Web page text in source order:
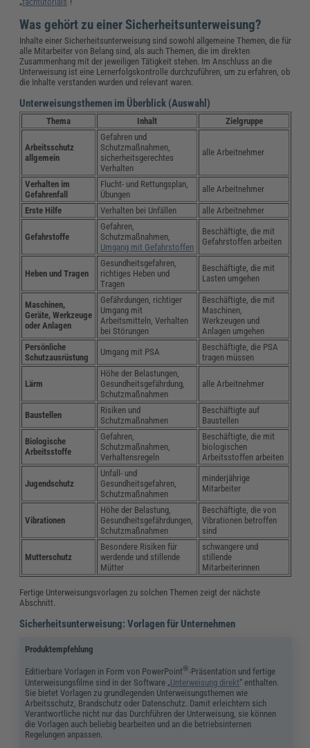
Was gehört zu einer Sicherheitsunterweisung?
Inhalte einer Sicherheitsunterweisung sind sowohl allgemeine Themen, die für
alle Mitarbeiter von Belang sind, als auch Themen, die im direkten
Zusammenhang mit der jeweiligen Tätigkeit stehen. Im Anschluss an die
Unterweisung ist eine Lernerfolgskontrolle durchzuführen, um zu erfahren, ob
die Inhalte verstanden wurden und relevant waren.
Unterweisungsthemen im Überblick (Auswahl)
Thema Inhalt Zielgruppe
Arbeitsschutz
allgemein
Gefahren und
Schutzmaßnahmen,
sicherheitsgerechtes
Verhalten
alle Arbeitnehmer
Verhalten im
Gefahrenfall
Flucht- und Rettungsplan,
Übungen
alle Arbeitnehmer
Erste Hilfe Verhalten bei Unfällen alle Arbeitnehmer
Gefahrstoffe
Gefahren,
Schutzmaßnahmen,
Umgang mit Gefahrstoffen
Beschäftigte, die mit
Gefahrstoffen arbeiten
Heben und Tragen
Gesundheitsgefahren,
richtiges Heben und
Tragen
Beschäftigte, die mit
Lasten umgehen
Maschinen,
Geräte, Werkzeuge
oder Anlagen
Gefährdungen, richtiger
Umgang mit
Arbeitsmitteln, Verhalten
bei Störungen
Beschäftigte, die mit
Maschinen,
Werkzeugen und
Anlagen umgehen
Persönliche
Schutzausrüstung
Umgang mit PSA
Beschäftigte, die PSA
tragen müssen
Lärm
Höhe der Belastungen,
Gesundheitsgefährdung,
Schutzmaßnahmen
alle Arbeitnehmer
Baustellen
Risiken und
Schutzmaßnahmen
Beschäftigte auf
Baustellen
Biologische
Arbeitsstoffe
Gefahren,
Schutzmaßnahmen,
Verhaltensregeln
Beschäftigte, die mit
biologischen
Arbeitsstoffen arbeiten
Jugendschutz
Unfall- und
Gesundheitsgefahren,
Schutzmaßnahmen
minderjährige
Mitarbeiter
Vibrationen
Höhe der Belastung,
Gesundheitsgefährdungen,
Schutzmaßnahmen
Beschäftigte, die von
Vibrationen betroffen
sind
Mutterschutz
Besondere Risiken für
werdende und stillende
Mütter
schwangere und
stillende
Mitarbeiterinnen
Fertige Unterweisungsvorlagen zu solchen Themen zeigt der nächste
Abschnitt.
Sicherheitsunterweisung: Vorlagen für Unternehmen
Produktempfehlung
Editierbare Vorlagen in Form von PowerPoint®-Präsentation und fertige
Unterweisungsfilme sind in der Software „Unterweisung direkt“ enthalten.
Sie bietet Vorlagen zu grundlegenden Unterweisungsthemen wie
Arbeitsschutz, Brandschutz oder Datenschutz. Damit erleichtern sich
Verantwortliche nicht nur das Durchführen der Unterweisung, sie können
die Vorlagen auch beliebig bearbeiten und an die betriebsinternen
Regelungen anpassen.